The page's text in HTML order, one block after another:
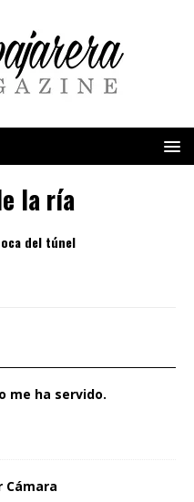
la ría
del túnel
me ha servido.
Cámara